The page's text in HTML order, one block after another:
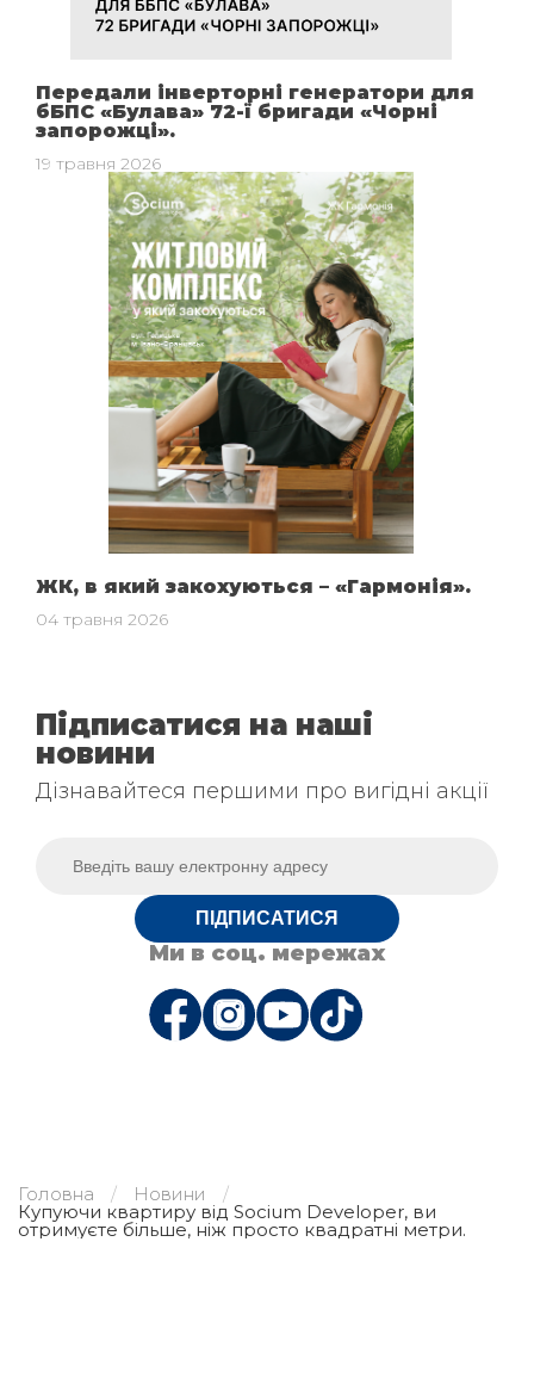
Передали інверторні генератори для
бБПС «Булава» 72-ї бригади «Чорні
запорожці».
19 травня 2026
ЖК, в який закохуються – «Гармонія».
04 травня 2026
Підписатися на наші
новини
Дізнавайтеся першими про вигідні акції
ПІДПИСАТИСЯ
Ми в соц. мережах
Головна Новини
Купуючи квартиру від Socium Developer, ви
отримуєте більше, ніж просто квадратні метри.